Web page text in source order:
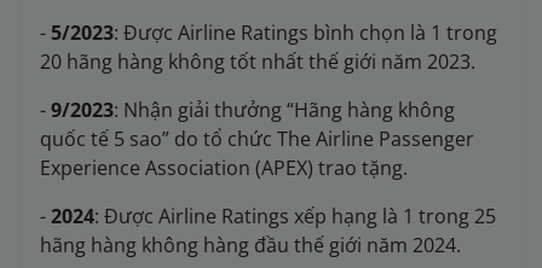
- 5/2023: Được Airline Ratings bình chọn là 1 trong
20 hãng hàng không tốt nhất thế giới năm 2023.
-9/2023: Nhận giải thưởng “Hãng hàng không
quốc tế 5 sao” do tổ chức The Airline Passenger
Experience Association (APEX) trao tặng.
-2024: Được Airline Ratings xếp hạng là 1 trong 25
hãng hàng không hàng đầu thế giới năm 2024.